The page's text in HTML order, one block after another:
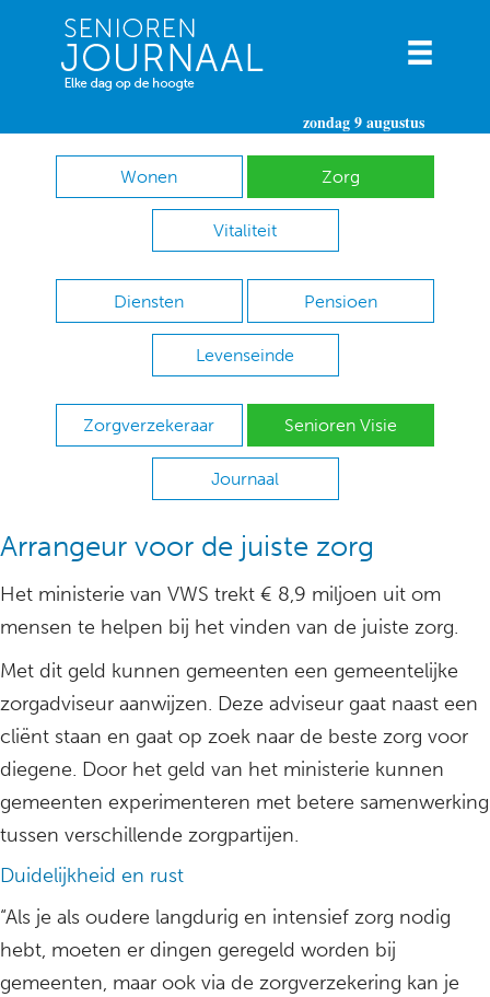
zondag 9 augustus
Wonen Zorg
Vitaliteit
Diensten Pensioen
Levenseinde
Zorgverzekeraar Senioren Visie
Journaal
Arrangeur voor de juiste zorg
Het ministerie van VWS trekt € 8,9 miljoen uit om
mensen te helpen bij het vinden van de juiste zorg.
Met dit geld kunnen gemeenten een gemeentelijke
zorgadviseur aanwijzen. Deze adviseur gaat naast een
cliënt staan en gaat op zoek naar de beste zorg voor
diegene. Door het geld van het ministerie kunnen
gemeenten experimenteren met betere samenwerking
tussen verschillende zorgpartijen.
Duidelijkheid en rust
“Als je als oudere langdurig en intensief zorg nodig
hebt, moeten er dingen geregeld worden bij
gemeenten, maar ook via de zorgverzekering kan je